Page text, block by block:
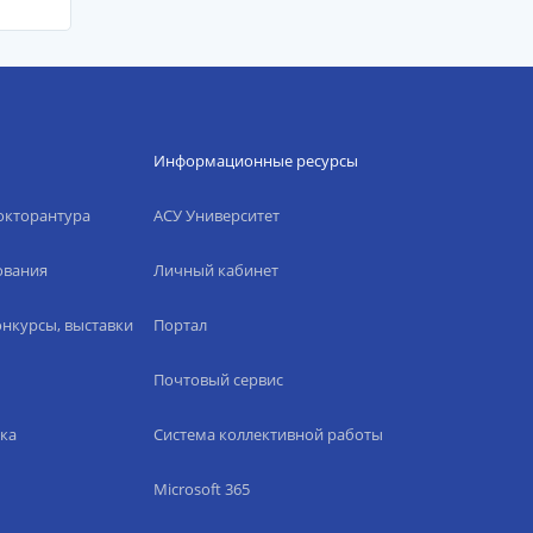
выставки
Информационные ресурсы
АСУ Университет
Личный кабинет
Портал
Почтовый сервис
Система коллективной работы
Microsoft 365